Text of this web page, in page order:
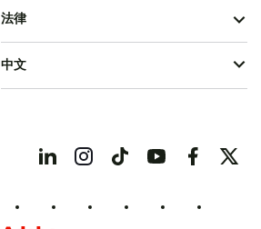
法律
中文